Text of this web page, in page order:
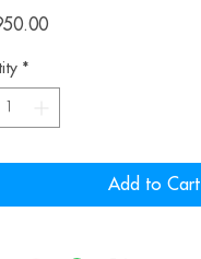
Price
*
Add to Cart